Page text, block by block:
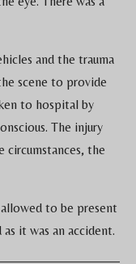
and the trauma
scene to provide
to hospital by
The injury
circumstances, the
to be present
it was an accident.